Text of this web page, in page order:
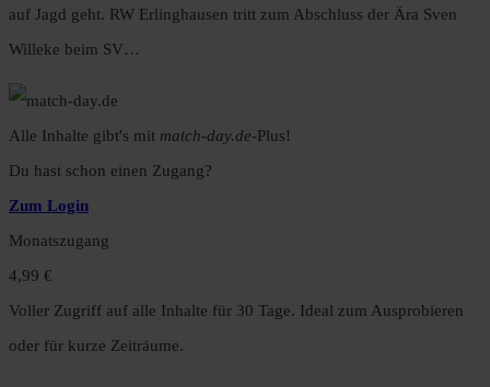
auf Jagd geht. RW Erlinghausen tritt zum Abschluss der Ära Sven
Willeke beim SV…
Alle Inhalte gibt's mit match-day.de-Plus!
Du hast schon einen Zugang?
Zum Login
Monatszugang
4,99 €
Voller Zugriff auf alle Inhalte für 30 Tage. Ideal zum Ausprobieren
oder für kurze Zeiträume.